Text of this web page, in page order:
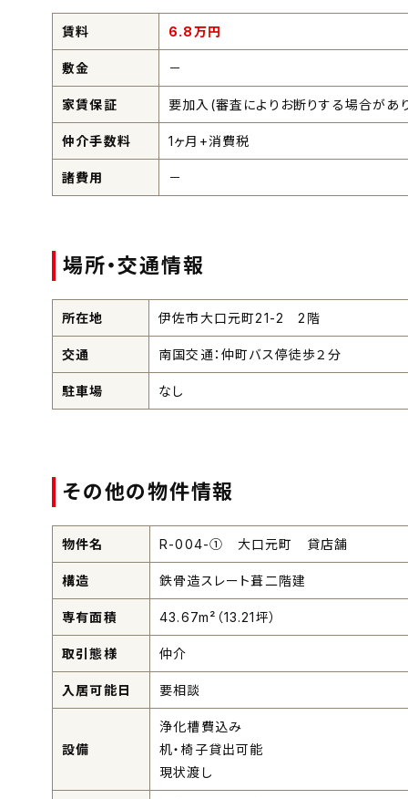
賃料 6.8万円
敷金 －
家賃保証 要加入(審査によりお断りする場合があ
仲介手数料 1ヶ月+消費税
諸費用 －
場所・交通情報
所在地 伊佐市大口元町21-2 2階
交通 南国交通：仲町バス停徒歩２分
駐車場 なし
その他の物件情報
物件名 R-004-① 大口元町 貸店舗
構造 鉄骨造スレート葺二階建
専有面積 43.67m²（13.21坪）
取引態様 仲介
入居可能日 要相談
設備
浄化槽費込み
机・椅子貸出可能
現状渡し